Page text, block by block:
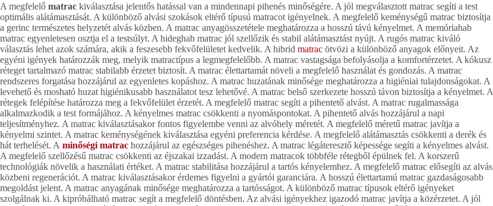
A megfelelő matrac kiválasztása jelentős hatással van a mindennapi pihenés minőségére. A jól megválasztott matrac segíti a test
optimális alátámasztását. A különböző alvási szokások eltérő típusú matracot igényelnek. A megfelelő keménységű matrac biztosítja
a gerinc természetes helyzetét alvás közben. A matrac anyagösszetétele meghatározza a hosszú távú kényelmet. A memóriahab
matrac egyenletesen osztja el a testsúlyt. A hideghab matrac jól szellőzik és stabil alátámasztást nyújt. A rugós matrac kiváló
választás lehet azok számára, akik a feszesebb fekvőfelületet kedvelik. A hibrid matrac ötvözi a különböző anyagok előnyeit. Az
egyéni igények határozzák meg, melyik matractípus a legmegfelelőbb. A matrac vastagsága befolyásolja a komfortérzetet. A kókusz
réteget tartalmazó matrac stabilabb érzetet biztosít. A matrac élettartamát növeli a megfelelő használat és gondozás. A matrac
rendszeres forgatása hozzájárul az egyenletes kopáshoz. A matrac huzatának minősége meghatározza a higiéniai tulajdonságokat. A
levehető és mosható huzat higiénikusabb használatot tesz lehetővé. A matrac belső szerkezete hosszú távon biztosítja a kényelmet. A
rétegek felépítése határozza meg a fekvőfelület érzetét. A megfelelő matrac segíti a pihentető alvást. A matrac rugalmassága
alkalmazkodik a test formájához. A kényelmes matrac csökkenti a nyomáspontokat. A pihentető alvás hozzájárul a napi
teljesítményhez. A matrac kiválasztásakor fontos figyelembe venni az alvóhely méretét. A megfelelő méretű matrac javítja a
kényelmi szintet. A matrac keménységének kiválasztása egyéni preferencia kérdése. A megfelelő alátámasztás csökkenti a derék és
hát terhelését. A minőségi matrac hozzájárul az egészséges pihenéshez. A matrac légáteresztő képessége segíti a kényelmes alvást.
A megfelelő szellőzésű matrac csökkenti az éjszakai izzadást. A modern matracok többféle rétegből épülnek fel. A korszerű
technológiák növelik a használati értéket. A matrac stabilitása hozzájárul a tartós kényelemhez. A megfelelő matrac elősegíti az alvás
közbeni regenerációt. A matrac kiválasztásakor érdemes figyelni a gyártói garanciára. A hosszú élettartamú matrac gazdaságosabb
megoldást jelent. A matrac anyagának minősége meghatározza a tartósságot. A különböző matrac típusok eltérő igényeket
szolgálnak ki. A kipróbálható matrac segít a megfelelő döntésben. Az alvási igényekhez igazodó matrac javítja a közérzetet. A jól